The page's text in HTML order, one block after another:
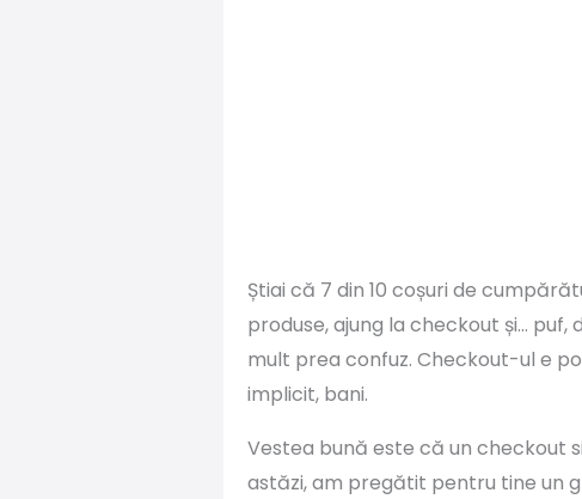
Știai că 7 din 10 coșuri de
produse, ajung la checkout și…
mult prea confuz. Checkout-ul e
implicit, bani.
Vestea bună este că un checkout
astăzi, am pregătit pentru tine un